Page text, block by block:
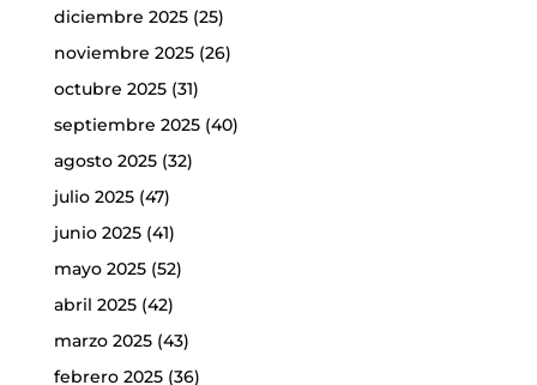
diciembre 2025(25)
noviembre 2025(26)
octubre 2025(31)
septiembre 2025(40)
agosto 2025(32)
julio 2025(47)
junio 2025(41)
mayo 2025(52)
abril 2025(42)
marzo 2025(43)
febrero 2025(36)